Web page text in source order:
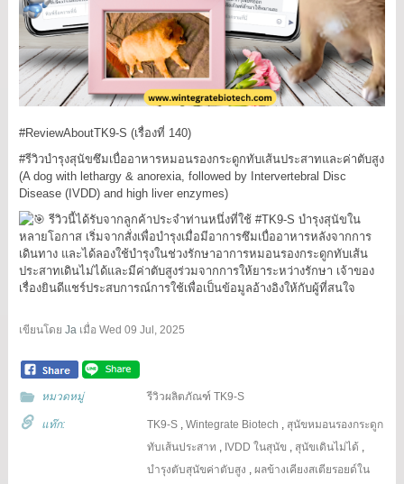
#ReviewAboutTK9-S (เรื่องที่ 140)
#รีวิวบำรุงสุนัขซึมเบื่ออาหารหมอนรองกระดูกทับเส้นประสาทและค่าตับสูง
(A dog with lethargy & anorexia, followed by Intervertebral Disc
Disease (IVDD) and high liver enzymes)
รีวิวนี้ได้รับจากลูกค้าประจำท่านหนึ่งที่ใช้ #TK9-S บำรุงสุนัขใน
หลายโอกาส เริ่มจากสั่งเพื่อบำรุงเมื่อมีอาการซึมเบื่ออาหารหลังจากการ
เดินทาง และได้ลองใช้บำรุงในช่วงรักษาอาการหมอนรองกระดูกทับเส้น
ประสาทเดินไม่ได้และมีค่าตับสูงร่วมจากการให้ยาระหว่างรักษา เจ้าของ
เรื่องยินดีแชร์ประสบการณ์การใช้เพื่อเป็นข้อมูลอ้างอิงให้กับผู้ที่สนใจ
เขียนโดย Jaเมื่อ Wed 09 Jul, 2025
หมวดหมู่ รีวิวผลิตภัณฑ์ TK9-S
แท๊ก: TK9-S ,Wintegrate Biotech , สุนัขหมอนรองกระดูก
ทับเส้นประสาท , IVDD ในสุนัข , สุนัขเดินไม่ได้ ,
บำรุงตับสุนัขค่าตับสูง ,ผลข้างเคียงสเตียรอยด์ใน